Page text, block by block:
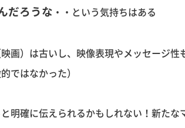
だろうな ・・という気持ちはある
画）は古いし、映像表現やメッセージ性
ではなかった）
明確に伝えられるかもしれない！新たな